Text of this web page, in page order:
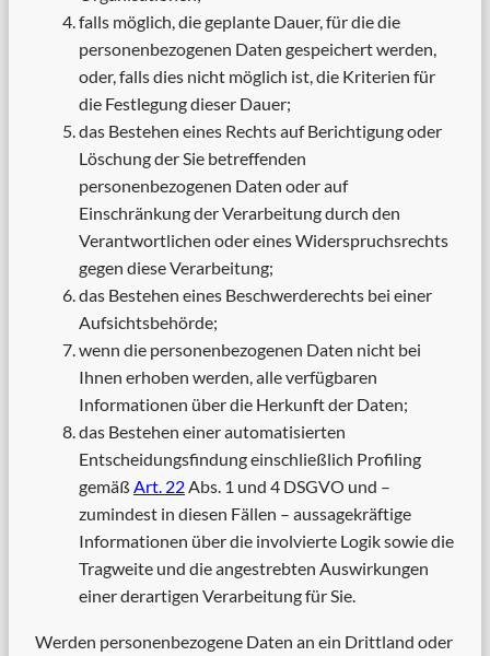
falls möglich, die geplante Dauer, für die die
personenbezogenen Daten gespeichert werden,
oder, falls dies nicht möglich ist, die Kriterien für
die Festlegung dieser Dauer;
das Bestehen eines Rechts auf Berichtigung oder
Löschung der Sie betreffenden
personenbezogenen Daten oder auf
Einschränkung der Verarbeitung durch den
Verantwortlichen oder eines Widerspruchsrechts
gegen diese Verarbeitung;
das Bestehen eines Beschwerderechts bei einer
Aufsichtsbehörde;
wenn die personenbezogenen Daten nicht bei
Ihnen erhoben werden, alle verfügbaren
Informationen über die Herkunft der Daten;
das Bestehen einer automatisierten
Entscheidungsfindung einschließlich Profiling
gemäß Art. 22Abs. 1 und 4 DSGVO und –
zumindest in diesen Fällen – aussagekräftige
Informationen über die involvierte Logik sowie die
Tragweite und die angestrebten Auswirkungen
einer derartigen Verarbeitung für Sie.
Werden personenbezogene Daten an ein Drittland oder